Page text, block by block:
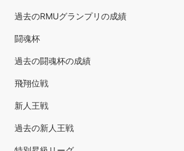
過去のRMUグランプリの成績
闘魂杯
過去の闘魂杯の成績
飛翔位戦
新人王戦
過去の新人王戦